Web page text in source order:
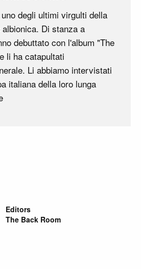
degli ultimi virgulti della
Di stanza a
debuttato con l'album "The
li ha catapultati
Li abbiamo intervistati
italiana della loro lunga
Editors
The Back Room